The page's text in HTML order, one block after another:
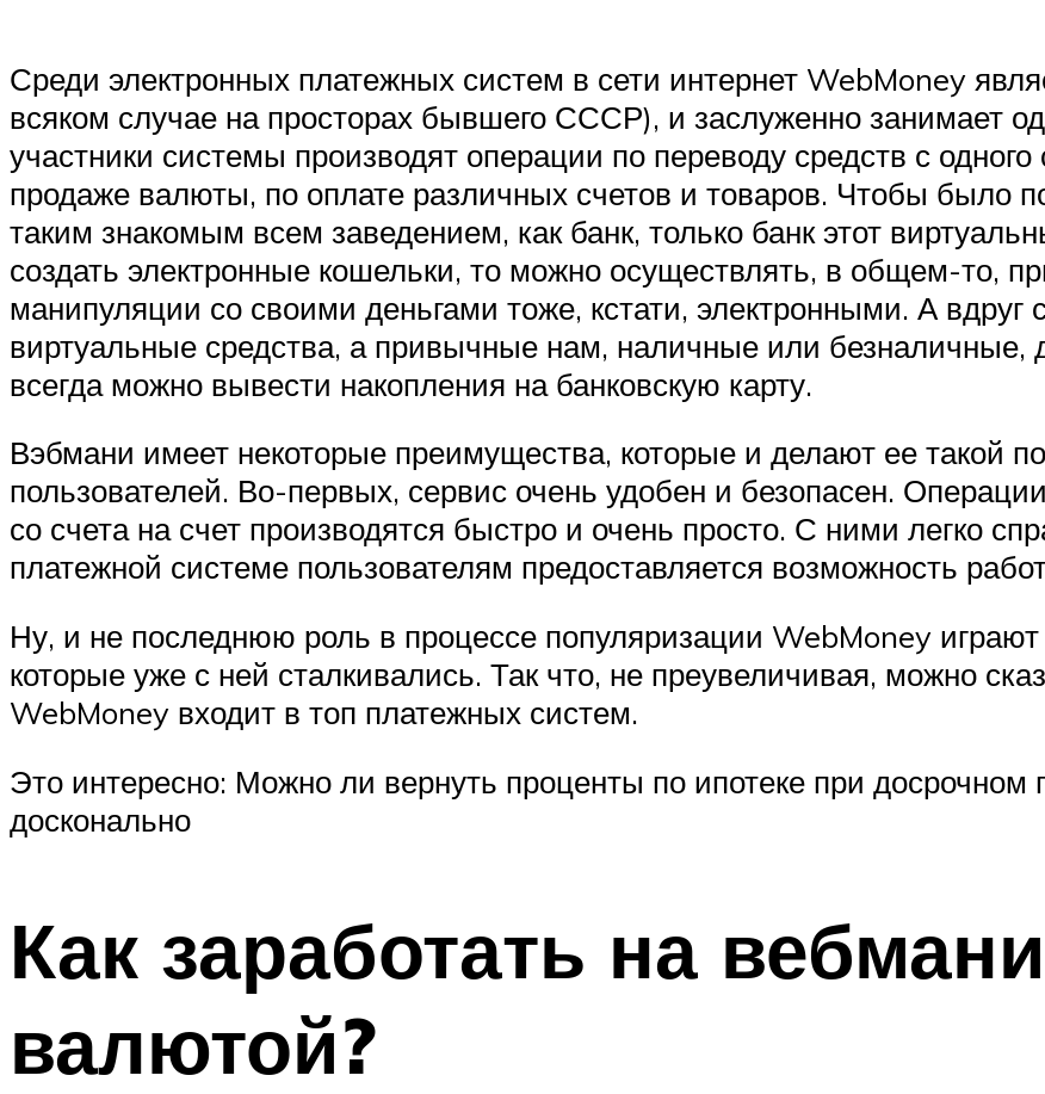
Среди электронных платежных систем в сети интернет WebMoney
всяком случае на просторах бывшего СССР), и заслуженно занимает
участники системы производят операции по переводу средств с
продаже валюты, по оплате различных счетов и товаров. Чтобы было
таким знакомым всем заведением, как банк, только банк этот
создать электронные кошельки, то можно осуществлять, в общем-то,
манипуляции со своими деньгами тоже, кстати, электронными. А вдруг
виртуальные средства, а привычные нам, наличные или безналичные,
всегда можно вывести накопления на банковскую карту.
Вэбмани имеет некоторые преимущества, которые и делают ее такой
пользователей. Во-первых, сервис очень удобен и безопасен.
со счета на счет производятся быстро и очень просто. С ними легко
платежной системе пользователям предоставляется возможность
Ну, и не последнюю роль в процессе популяризации WebMoney
которые уже с ней сталкивались. Так что, не преувеличивая, можно
WebMoney входит в топ платежных систем.
Это интересно: Можно ли вернуть проценты по ипотеке при
досконально
Как заработать на
валютой?